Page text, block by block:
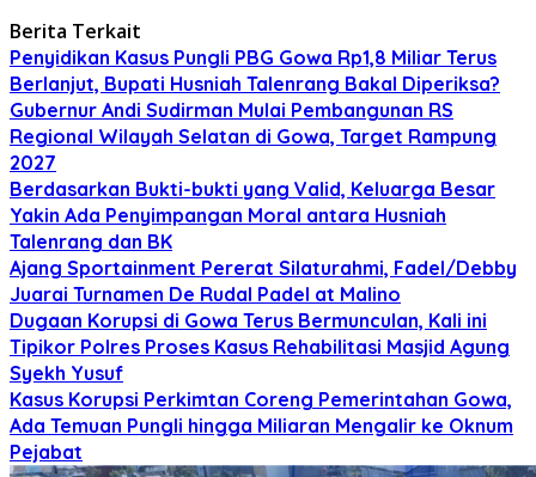
Berita Terkait
Penyidikan Kasus Pungli PBG Gowa Rp1,8 Miliar Terus
Berlanjut, Bupati Husniah Talenrang Bakal Diperiksa?
Gubernur Andi Sudirman Mulai Pembangunan RS
Regional Wilayah Selatan di Gowa, Target Rampung
2027
Berdasarkan Bukti-bukti yang Valid, Keluarga Besar
Yakin Ada Penyimpangan Moral antara Husniah
Talenrang dan BK
Ajang Sportainment Pererat Silaturahmi, Fadel/Debby
Juarai Turnamen De Rudal Padel at Malino
Dugaan Korupsi di Gowa Terus Bermunculan, Kali ini
Tipikor Polres Proses Kasus Rehabilitasi Masjid Agung
Syekh Yusuf
Kasus Korupsi Perkimtan Coreng Pemerintahan Gowa,
Ada Temuan Pungli hingga Miliaran Mengalir ke Oknum
Pejabat